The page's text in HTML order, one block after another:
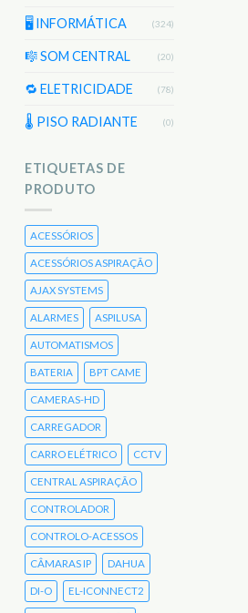
🖥️ INFORMÁTICA (324)
🎼 SOM CENTRAL (20)
🔁 ELETRICIDADE (78)
🌡 PISO RADIANTE (0)
ETIQUETAS DE
PRODUTO
ACESSÓRIOS
ACESSÓRIOS ASPIRAÇÃO
AJAX SYSTEMS
ALARMES ASPILUSA
AUTOMATISMOS
BATERIA BPT CAME
CAMERAS-HD
CARREGADOR
CARRO ELÉTRICO CCTV
CENTRAL ASPIRAÇÃO
CONTROLADOR
CONTROLO-ACESSOS
CÂMARAS IP DAHUA
DI-O EL-ICONNECT2
de ZIPATO – zb2.main